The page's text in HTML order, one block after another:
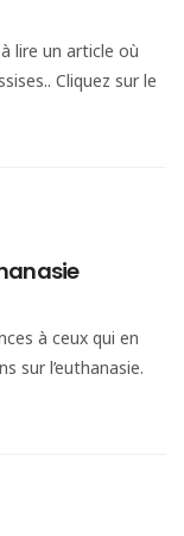
lire un article où
Cliquez sur le
à ceux qui en
sur l’euthanasie.